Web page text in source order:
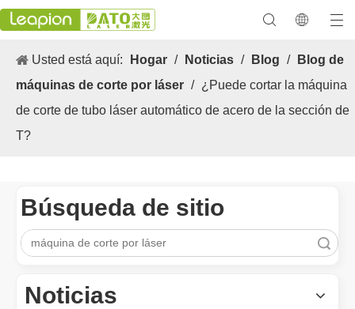
Usted está aquí: Hogar / Noticias / Blog /
Blog de
máquinas de corte por láser / ¿Puede cortar la máquina
de corte de tubo láser automático de acero de la sección de
T?
Búsqueda de sitio
Noticias
Los versátiles Aplicacion y las características sobresalientes de las máquinas de marcado láser